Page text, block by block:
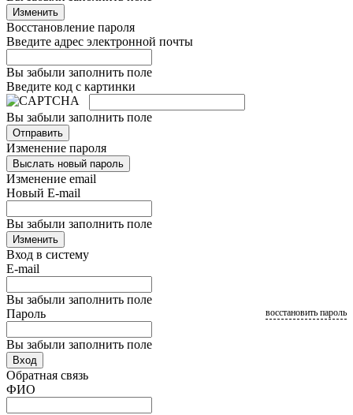
Изменить
Восстановление пароля
Введите адрес электронной почты
Вы забыли заполнить поле
Введите код с картинки
Вы забыли заполнить поле
Отправить
Изменение пароля
Выслать новый пароль
Изменение email
Новый E-mail
Вы забыли заполнить поле
Изменить
Вход в систему
E-mail
Вы забыли заполнить поле
Пароль
Вы забыли заполнить поле
восстановить пароль
Вход
Обратная связь
ФИО